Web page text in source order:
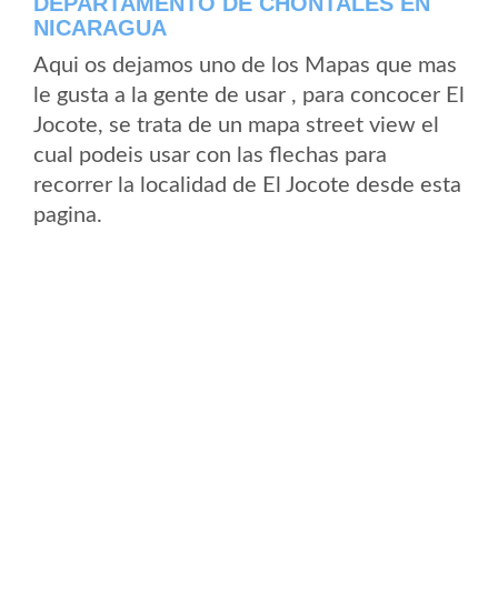
NICARAGUA
Aqui os dejamos uno de los Mapas que mas
le gusta a la gente de usar , para concocer El
Jocote, se trata de un mapa street view el
cual podeis usar con las flechas para
recorrer la localidad de El Jocote desde esta
pagina.